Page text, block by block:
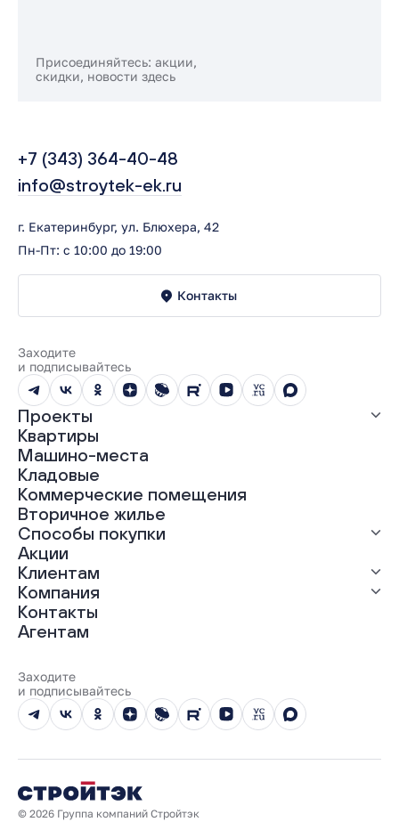
Присоединяйтесь: акции,
скидки, новости здесь
+7 (343) 364-40-48
info@stroytek-ek.ru
г. Екатеринбург, ул. Блюхера, 42
Пн-Пт: с 10:00 до 19:00
Контакты
Заходите
и подписывайтесь
Проекты
Все проекты
ЖК «Абрикос»
ЖК «Гравитация»
ЖК «Грин Гарден»
ЖК «Динамика»
ЖК «Мохито»
ЖК «Современник»
ЖК «Янтарная долина»
Квартиры
Машино-места
Кладовые
Коммерческие помещения
Вторичное жилье
Способы покупки
Выгодная ипотека
Рассрочка
Материнский капитал
Трейд-ин
100% оплата
Акции
Клиентам
Ход строительства
Документы
Выдача ключей
Компания
О нас
Карьера
Реализованные проекты
Вопросы и ответы
Новости
Юбилейный год
Контакты
Агентам
Заходите
и подписывайтесь
© 2026 Группа компаний Стройтэк